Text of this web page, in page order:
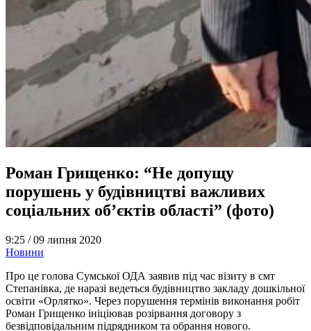
Роман Грищенко: “Не допущу
порушень у будівництві важливих
соціальних об’єктів області” (фото)
9:25 /09 липня 2020
Новини
Про це голова Сумської ОДА заявив під час візиту в смт
Степанівка, де наразі ведеться будівництво закладу дошкільної
освіти «Орлятко». Через порушення термінів виконання робіт
Роман Грищенко ініціював розірвання договору з
безвідповідальним підрядником та обрання нового.